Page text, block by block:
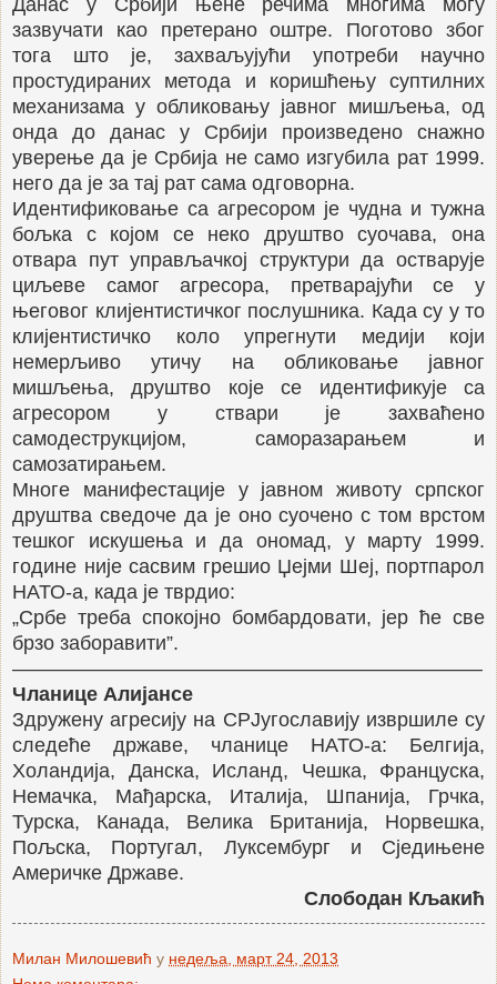
зазвучати као претерано оштре. Поготово због
тога што је, захваљујући употреби научно
простудираних метода и коришћењу суптилних
механизама у обликовању јавног мишљења, од
онда до данас у Србији произведено снажно
уверење да је Србија не само изгубила рат 1999.
него да је за тај рат сама одговорна.
Идентификовање са агресором је чудна и тужна
бољка с којом се неко друштво суочава, она
отвара пут управљачкој структури да остварује
циљеве самог агресора, претварајући се у
његовог клијентистичког послушника. Када су у то
клијентистичко коло упрегнути медији који
немерљиво утичу на обликовање јавног
мишљења, друштво које се идентификује са
агресором у ствари је захваћено
самодеструкцијом, саморазарањем и
самозатирањем.
Многе манифестације у јавном животу српског
друштва сведоче да је оно суочено с том врстом
тешког искушења и да ономад, у марту 1999.
године није сасвим грешио Џејми Шеј, портпарол
НАТО-а, када је тврдио:
„Србе треба спокојно бомбардовати, јер ће све
брзо заборавити”.
———————————————————————–
Чланице Алијансе
Здружену агресију на СРЈугославију извршиле су
следеће државе, чланице НАТО-а: Белгија,
Холандија, Данска, Исланд, Чешка, Француска,
Немачка, Мађарска, Италија, Шпанија, Грчка,
Турска, Канада, Велика Британија, Норвешка,
Пољска, Португал, Луксембург и Сједињене
Америчке Државе.
Слободан Кљакић
Милан Милошевић у недеља, март 24, 2013